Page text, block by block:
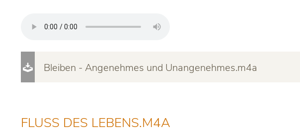
Bleiben - Angenehmes und Unangenehmes.m4a
FLUSS DES LEBENS.M4A